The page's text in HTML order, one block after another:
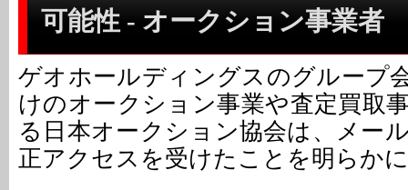
可能性 - オークション事業者
ゲオホールディングスのグループ
けのオークション事業や査定買取
る日本オークション協会は、メー
正アクセスを受けたことを明らか